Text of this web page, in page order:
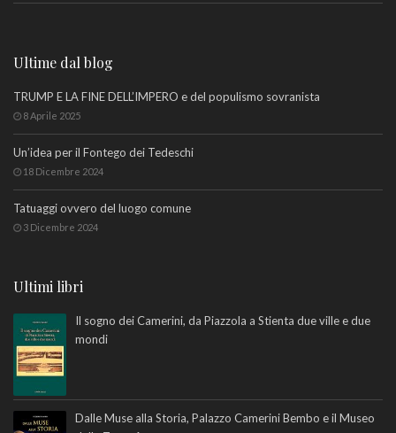
Ultime dal blog
TRUMP E LA FINE DELL’IMPERO e del populismo sovranista
8 Aprile 2025
Un’idea per il Fontego dei Tedeschi
18 Dicembre 2024
Tatuaggi ovvero del luogo comune
3 Dicembre 2024
Ultimi libri
Il sogno dei Camerini, da Piazzola a Stienta due ville e due
mondi
Dalle Muse alla Storia, Palazzo Camerini Bembo e il Museo